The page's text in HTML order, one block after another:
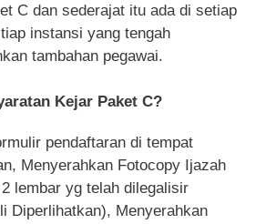
C dan sederajat itu ada di setiap
instansi yang tengah
tambahan pegawai.
Kejar Paket C?
pendaftaran di tempat
Menyerahkan Fotocopy Ijazah
lembar yg telah dilegalisir
Diperlihatkan), Menyerahkan